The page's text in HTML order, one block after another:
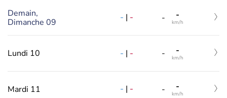
Demain,
Dimanche 09
- | - - -
km/h
Lundi 10 - | - - -
km/h
Mardi 11 - | - - -
km/h